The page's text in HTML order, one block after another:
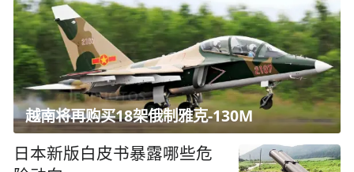
越南将再购买18架俄制雅克-130M
日本新版白皮书暴露哪些危